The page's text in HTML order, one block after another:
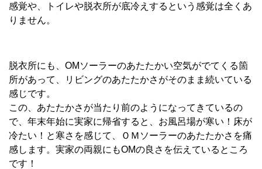
感覚や、トイレや脱衣所が底冷えするという感覚は全くあ
りません。
脱衣所にも、OMソーラーのあたたかい空気がでてくる箇
所があって、リビングのあたたかさがそのまま続いている
感じです。
この、あたたかさが当たり前のようになってきているの
で、年末年始に実家に帰省すると、お風呂場が寒い！床が
冷たい！と寒さを感じて、ＯＭソーラーのあたたかさを痛
感します。実家の両親にもOMの良さを伝えているところ
です！